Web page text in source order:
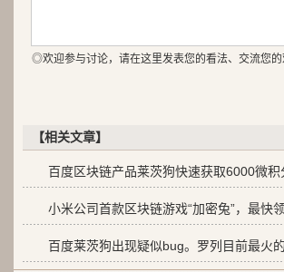
◎欢迎参与讨论，请在这里发表您的看法、交流您的
【相关文章】
百度区块链产品莱茨狗快速获取6000微
小米公司首款区块链游戏“加密兔”，最快
百度莱茨狗出现疑似bug。罗列目前最火